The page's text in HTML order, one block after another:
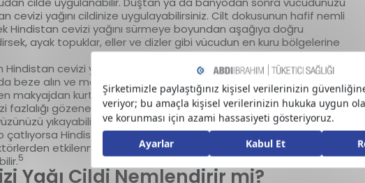
cevizi yağını cildinize uygulayabilirsiniz. Cilt dokusunun hafif nemli
Hindistan cevizi yağını sürmeye boyundan aşağıya doğru
ayak topuklar, eller ve dizler gibi vücudun en kuru bölgelerine
Hindistan cevizi yağı kullanabilirsiniz. Bir miktar Hindistan cevizini temiz
alın ve makyajınızı temizlemeye başlayın. Makyajın ilk katmanını
makyajdan kurtulmak için makyaj temizleyici kullanabilirsiniz. Yüz
gözeneklerin tıkanmasına neden olabileceği için son olarak
yıkayabilirsiniz.5
çatlıyorsa Hindistan cevizi yağı doğal nemlendirici özelliği ile
etkilenmesini önleyebilir. Çatlamaya neden olun kuruluğun
5
Yağı Cildi Nemlendirir mi?